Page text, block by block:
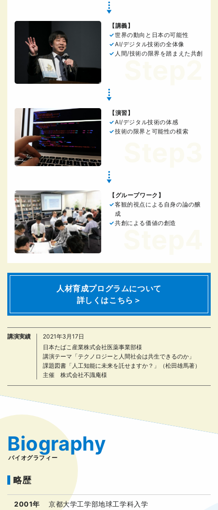
【講義】
世界の動向と日本の可能性
AI/デジタル技術の全体像
人間/技術の限界を踏まえた共創
【演習】
AI/デジタル技術の体感
技術の限界と可能性の模索
【グループワーク】
客観的視点による自身の論の醸
成
共創による価値の創造
人材育成プログラムについて
詳しくはこちら＞
講演実績
2021年3月17日
日本たばこ産業株式会社医薬事業部様
講演テーマ「テクノロジーと人間社会は共生できるのか」
課題図書「人工知能に未来を託せますか？」（松田雄馬著）
主催 株式会社不識庵様
Biography
バイオグラフィー
略歴
2001年
京都大学工学部地球工学科入学